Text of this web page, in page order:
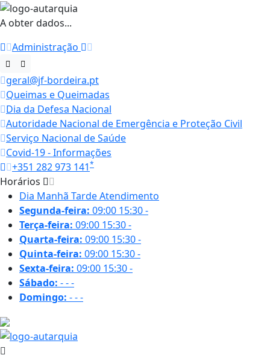
A obter dados...
Administração
geral@jf-bordeira.pt
Queimas e Queimadas
Dia da Defesa Nacional
Autoridade Nacional de Emergência e Proteção Civil
Serviço Nacional de Saúde
Covid-19 - Informações
+351 282 973 141*
Horários
Dia Manhã TardeAtendimento
Segunda-feira: 09:00 15:30-
Terça-feira: 09:00 15:30-
Quarta-feira: 09:00 15:30-
Quinta-feira: 09:00 15:30-
Sexta-feira: 09:00 15:30-
Sábado: ---
Domingo: ---